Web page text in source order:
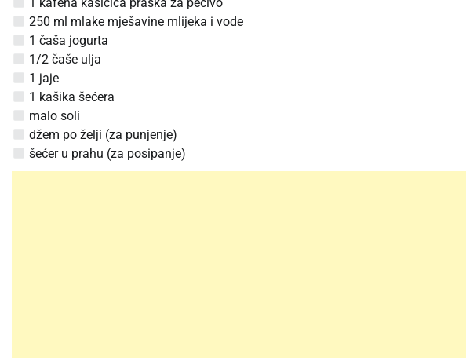
1 kafena kašičica praška za pecivo
250 ml mlake mješavine mlijeka i vode
1 čaša jogurta
1/2 čaše ulja
1 jaje
1 kašika šećera
malo soli
džem po želji (za punjenje)
šećer u prahu (za posipanje)